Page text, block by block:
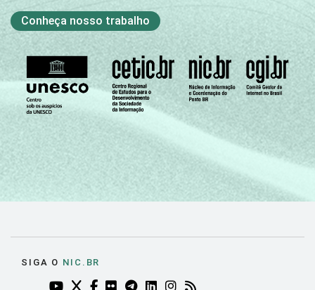
Conheça nosso trabalho
SIGA O NIC.BR
YOUTUBE DO NIC.BR (ABRE EM NOVA ABA)
TWITTER DO NIC.BR (ABRE EM NOVA ABA)
FACEBOOK DO NIC.BR (ABRE EM NOVA
FLICKR DO NIC.BR (ABRE EM NOVA
TELEGRAM DO NIC.BR (ABRE EM
LINKEDIN DO NIC.BR (ABRE
INSTAGRAM DO NIC.BR
RSS DO NIC.BR (ABRE